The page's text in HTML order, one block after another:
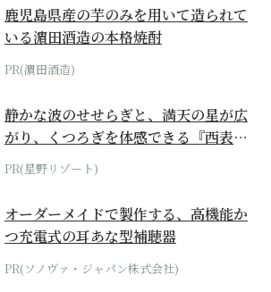
鹿児島県産の芋のみを用いて造られて
いる濵田酒造の本格焼酎
PR(濵田酒造)
静かな波のせせらぎと、満天の星が広
がり、くつろぎを体感できる『西表島
ホテル by...
PR(星野リゾート)
オーダーメイドで製作する、高機能か
つ充電式の耳あな型補聴器
PR(ソノヴァ・ジャパン株式会社)